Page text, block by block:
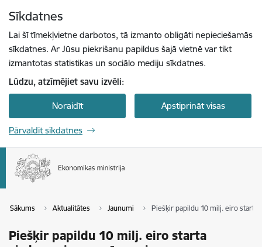
Sīkdatnes
Lai šī tīmekļvietne darbotos, tā izmanto obligāti nepieciešamās
sīkdatnes. Ar Jūsu piekrišanu papildus šajā vietnē var tikt
izmantotas statistikas un sociālo mediju sīkdatnes.
Lūdzu, atzīmējiet savu izvēli:
Noraidīt Apstiprināt visas
Pārvaldīt sīkdatnes
Sākums Aktualitātes Jaunumi Piešķir papildu 10 milj. eiro
Piešķir papildu 10 milj. eiro starta